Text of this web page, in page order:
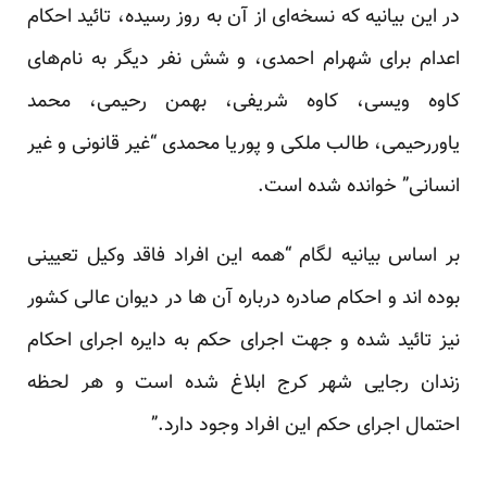
در این بیانیه که نسخه‌ای از آن به روز رسیده، تائید احکام
اعدام برای شهرام احمدی، و شش نفر دیگر به نام‌های
کاوه ویسی، کاوه شریفی، بهمن رحیمی، محمد
یاوررحیمی، طالب ملکی و پوریا محمدی “غیر قانونی و غیر
انسانی” خوانده شده است.
بر اساس بیانیه لگام “همه این افراد فاقد وکیل تعیینی
بوده اند و احکام صادره درباره آن ها در دیوان عالی کشور
نیز تائید شده و جهت اجرای حکم به دایره اجرای احکام
زندان رجایی شهر کرج ابلاغ شده است و هر لحظه
احتمال اجرای حکم این افراد وجود دارد.”